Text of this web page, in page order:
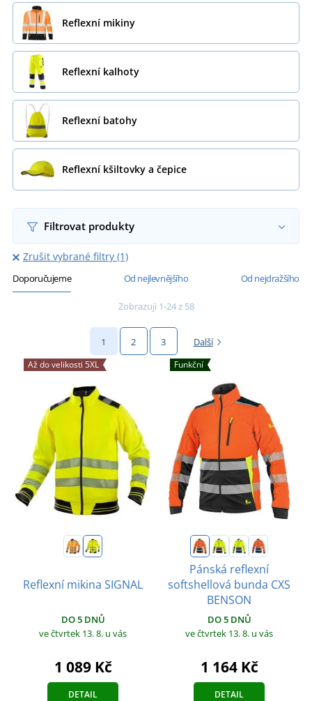
Reflexní mikiny
Reflexní kalhoty
Reflexní batohy
Reflexní kšiltovky a čepice
Filtrovat produkty
Zrušit vybrané filtry (1)
Doporučujeme Od nejlevnějšího Od nejdražšího
Zobrazuji 1-24 z 58
1 2 3 Další
Až do velikosti 5XL
Reflexní mikina SIGNAL
DO 5 DNŮ
ve čtvrtek 13. 8. u vás
1 089 Kč
DETAIL
Funkční
Pánská reflexní
softshellová bunda CXS
BENSON
DO 5 DNŮ
ve čtvrtek 13. 8. u vás
1 164 Kč
DETAIL